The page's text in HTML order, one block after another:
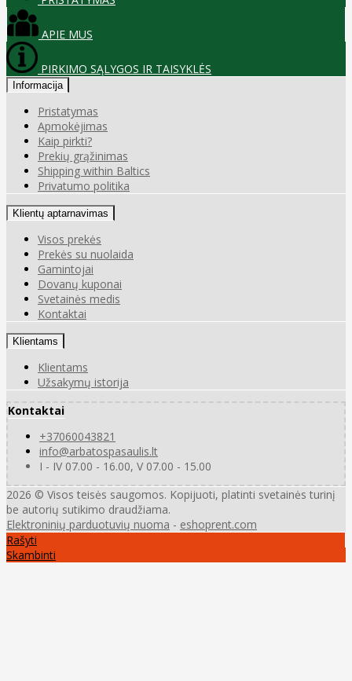
APIE MUS
PIRKIMO SĄLYGOS IR TAISYKLĖS
Informacija
Pristatymas
Apmokėjimas
Kaip pirkti?
Prekių grąžinimas
Shipping within Baltics
Privatumo politika
Klientų aptarnavimas
Visos prekės
Prekės su nuolaida
Gamintojai
Dovanų kuponai
Svetainės medis
Kontaktai
Klientams
Klientams
Užsakymų istorija
Kontaktai
+37060043821
info@arbatospasaulis.lt
I - IV 07.00 - 16.00, V 07.00 - 15.00
2026 © Visos teisės saugomos. Kopijuoti, platinti svetainės turinį
be autorių sutikimo draudžiama.
Elektroninių parduotuvių nuoma - eshoprent.com
Rašyti
Skambinti